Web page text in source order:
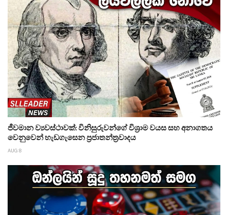
ජීවමාන ව්‍යවස්ථාවක්: විනිසුරුවන්ගේ විශ්‍රාම වයස සහ අනාගතය
වෙනුවෙන් හැඩගැසෙන ප්‍රජාතන්ත්‍රවාදය
AUG 8